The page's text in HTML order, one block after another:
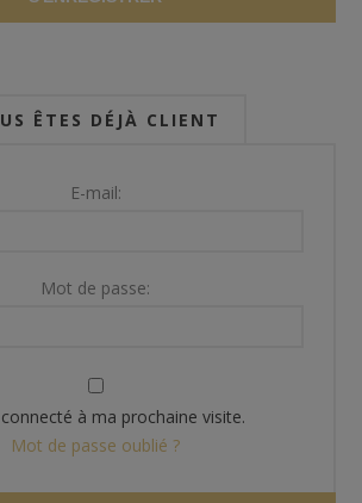
ÊTES DÉJÀ CLIENT
E-mail:
Mot de passe:
à ma prochaine visite.
Mot de passe oublié ?